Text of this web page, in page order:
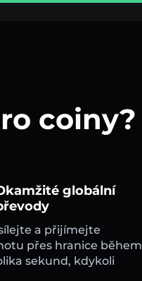
coiny?
globální
a přijímejte
přes hranice během
sekund, kdykoli